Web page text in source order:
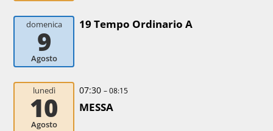
domenica
9
Agosto
19 Tempo Ordinario A
lunedì
10
Agosto
07:30 – 08:15
MESSA